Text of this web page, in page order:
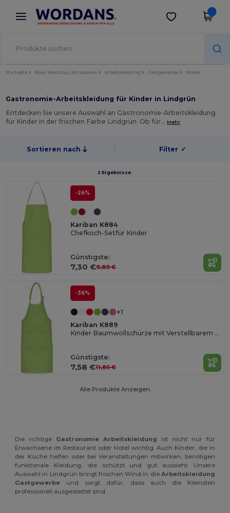
× Wordans App
Bessere Preise in der App!
App holen
Startseite Basic Kleidung | Accessoires Arbeitskleidung Gastgewerbe Kinder
Gastronomie-Arbeitskleidung für Kinder in Lindgrün
Entdecken Sie unsere Auswahl an Gastronomie-Arbeitskleidung
für Kinder in der frischen Farbe Lindgrün. Ob für… Mehr
Sortieren nach Filter ✓
2 Ergebnisse.
-26%
Kariban K884
Chefkoch-Setfür Kinder
Günstigste:
7,30 €9,89 €
-36%
+1
Kariban K889
Kinder Baumwollschürze mit Verstellbarem Nackengurt
Günstigste:
7,58 €11,85 €
Alle Produkte Anzeigen.
Die richtige Gastronomie Arbeitskleidung ist nicht nur für
Erwachsene im Restaurant oder Hotel wichtig. Auch Kinder, die in
der Küche helfen oder bei Veranstaltungen mitwirken, benötigen
funktionale Kleidung, die schützt und gut aussieht. Unsere
Auswahl in Lindgrün bringt frischen Wind in die Arbeitskleidung
Gastgewerbe und sorgt dafür, dass auch die Kleinsten
professionell ausgestattet sind.